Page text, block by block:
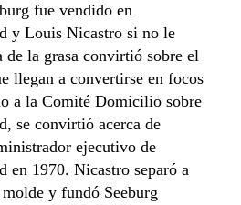
fue vendido en
y Louis Nicastro si no le
de la grasa convirtió sobre el
llegan a convertirse en focos
a la Comité Domicilio sobre
se convirtió acerca de
ejecutivo de
en 1970. Nicastro separó a
y fundó Seeburg